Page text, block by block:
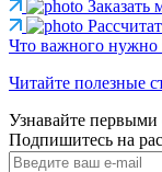
Заказать
Что важного нужно
Читайте полезные
Узнавайте
Подпишитесь на